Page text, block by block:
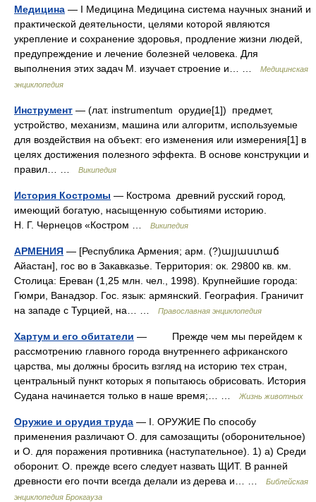
Медицина — I Медицина Медицина система научных знаний и
практической деятельности, целями которой являются
укрепление и сохранение здоровья, продление жизни людей,
предупреждение и лечение болезней человека. Для
выполнения этих задач М. изучает строение и… …
Медицинская
энциклопедия
Инструмент — (лат. instrumentum орудие[1]) предмет,
устройство, механизм, машина или алгоритм, используемые
для воздействия на объект: его изменения или измерения[1] в
целях достижения полезного эффекта. В основе конструкции и
правил… …
Википедия
История Костромы — Кострома древний русский город,
имеющий богатую, насыщенную событиями историю.
Н. Г. Чернецов «Костром …
Википедия
АРМЕНИЯ — [Республика Армения; арм. (?)այյաստաճ
Айастан], гос во в Закавказье. Территория: ок. 29800 кв. км.
Столица: Ереван (1,25 млн. чел., 1998). Крупнейшие города:
Гюмри, Ванадзор. Гос. язык: армянский. География. Граничит
на западе с Турцией, на… …
Православная энциклопедия
Хартум и его обитатели — Прежде чем мы перейдем к
рассмотрению главного города внутреннего африканского
царства, мы должны бросить взгляд на историю тех стран,
центральный пункт которых я попытаюсь обрисовать. История
Судана начинается только в наше время;… …
Жизнь животных
Оружие и орудия труда — I. ОРУЖИЕ По способу
применения различают О. для самозащиты (оборонительное)
и О. для поражения противника (наступательное). 1) а) Среди
оборонит. О. прежде всего следует назвать ЩИТ. В ранней
древности его почти всегда делали из дерева и… …
Библейская
энциклопедия Брокгауза